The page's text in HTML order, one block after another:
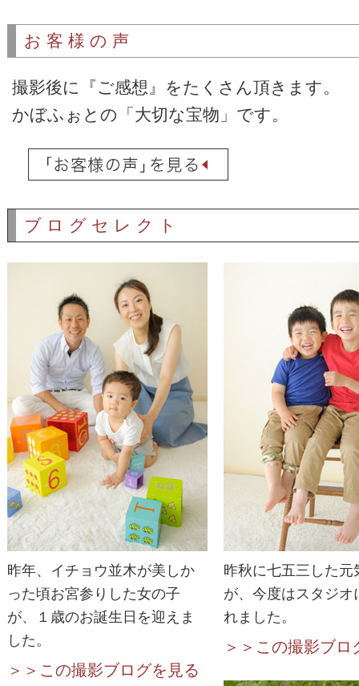
お客様 の声
撮影後に『ご感想』をたくさん頂きます。
かぼふぉとの「大切な宝物」です。
ブログセレクト
昨年、イチョウ並木が美しか
った頃お宮参りした女の子
が、１歳のお誕生日を迎えま
した。
＞＞この撮影ブログを見る
昨秋に七五三した元
が、今度はスタジオ
れました。
＞＞この撮影ブロ